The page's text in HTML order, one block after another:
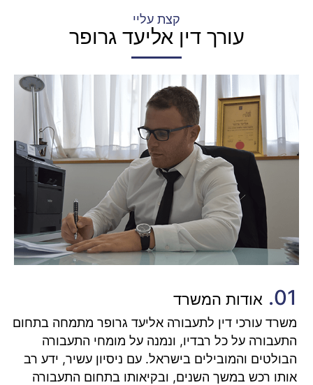
קצת עליי
עורך דין אליעד גרופר
01. אודות המשרד
משרד עורכי דין לתעבורה אליעד גרופר מתמחה בתחום
התעבורה על כל רבדיו, ונמנה על מומחי התעבורה
הבולטים והמובילים בישראל. עם ניסיון עשיר, ידע רב
אותו רכש במשך השנים, ובקיאותו בתחום התעבורה